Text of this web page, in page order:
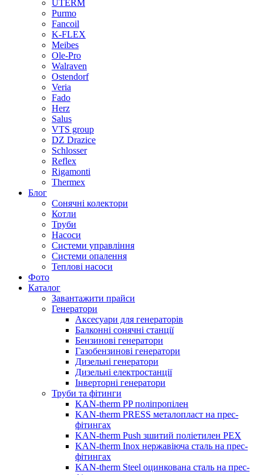
UTERM
Purmo
Fancoil
K-FLEX
Meibes
Ole-Pro
Walraven
Ostendorf
Veria
Fado
Herz
Salus
VTS group
DZ Drazice
Schlosser
Reflex
Rigamonti
Thermex
Блог
Сонячні колектори
Котли
Труби
Насоси
Системи управління
Системи опалення
Теплові насоси
Фото
Каталог
Завантажити прайси
Генератори
Аксесуари для генераторів
Балконні сонячні станції
Бензинові генератори
Газобензинові генератори
Дизельні генератори
Дизельні електростанції
Інверторні генератори
Труби та фітинги
KAN-therm PP поліпропілен
KAN-therm PRESS металопласт на прес-
фітингах
KAN-therm Push зшитий поліетилен PEX
KAN-therm Inox нержавіюча сталь на прес-
фітингах
KAN-therm Steel оцинкована сталь на прес-